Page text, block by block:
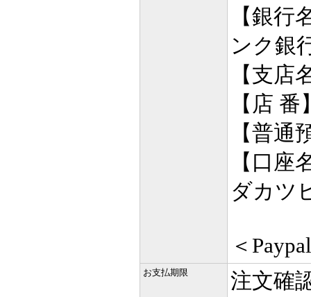
【銀
ンク銀
【支
【店
【普
【口
ダカツ
＜
お支払期限
注文確